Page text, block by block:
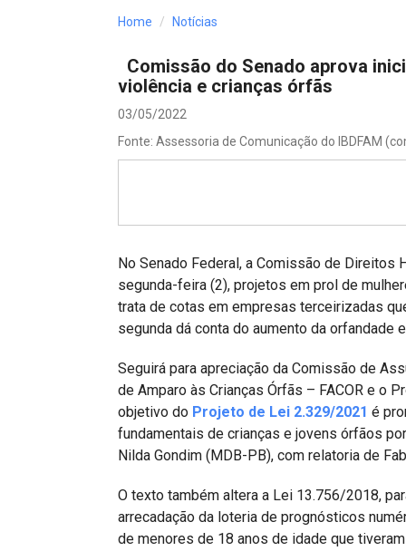
Processos - IBDFAM
Projetos do IBDFAM
Alienação Parental
Encontre um Escritório
IBDFAM Educacional
Home Notícias
Comissão do Senado aprova
violência e crianças órfãs
03/05/2022
Fonte: Assessoria de Comunicação do IBDFAM
No Senado Federal, a Comissão de Direitos
segunda-feira (2), projetos em prol de
trata de cotas em empresas terceirizadas
segunda dá conta do aumento da orfandade
Seguirá para apreciação da Comissão de
de Amparo às Crianças Órfãs – FACOR e o
objetivo do Projeto de Lei 2.329/2021 é
fundamentais de crianças e jovens órfãos
Nilda Gondim (MDB-PB), com relatoria de
O texto também altera a Lei 13.756/2018,
arrecadação da loteria de prognósticos
de menores de 18 anos de idade que